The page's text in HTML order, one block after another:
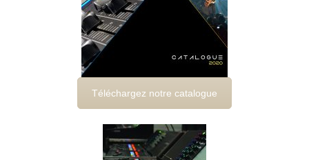
Téléchargez notre catalogue